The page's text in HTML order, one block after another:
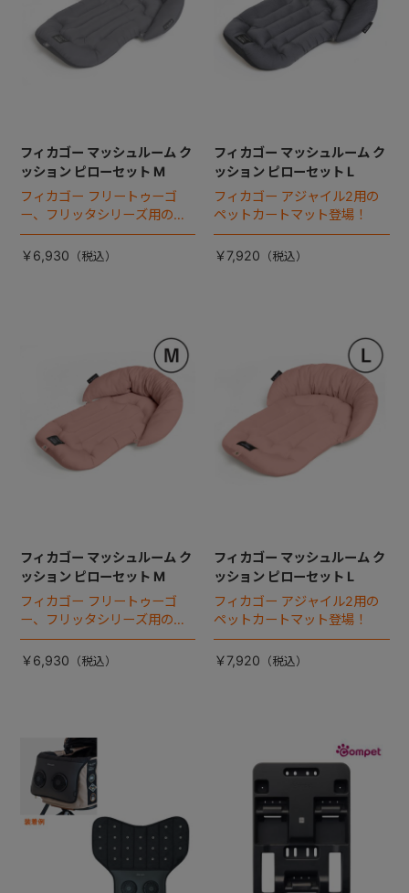
フィカゴー マッシュルーム ク
ッション ピローセット M
フィカゴー フリートゥーゴ
ー、フリッタシリーズ用のペ
ットカートマット登場！
￥6,930
フィカゴー マッシュルーム ク
ッション ピローセット L
フィカゴー アジャイル2用の
ペットカートマット登場！
￥7,920
フィカゴー マッシュルーム ク
ッション ピローセット M
フィカゴー フリートゥーゴ
ー、フリッタシリーズ用のペ
ットカートマット登場！
￥6,930
フィカゴー マッシュルーム ク
ッション ピローセット L
フィカゴー アジャイル2用の
ペットカートマット登場！
￥7,920